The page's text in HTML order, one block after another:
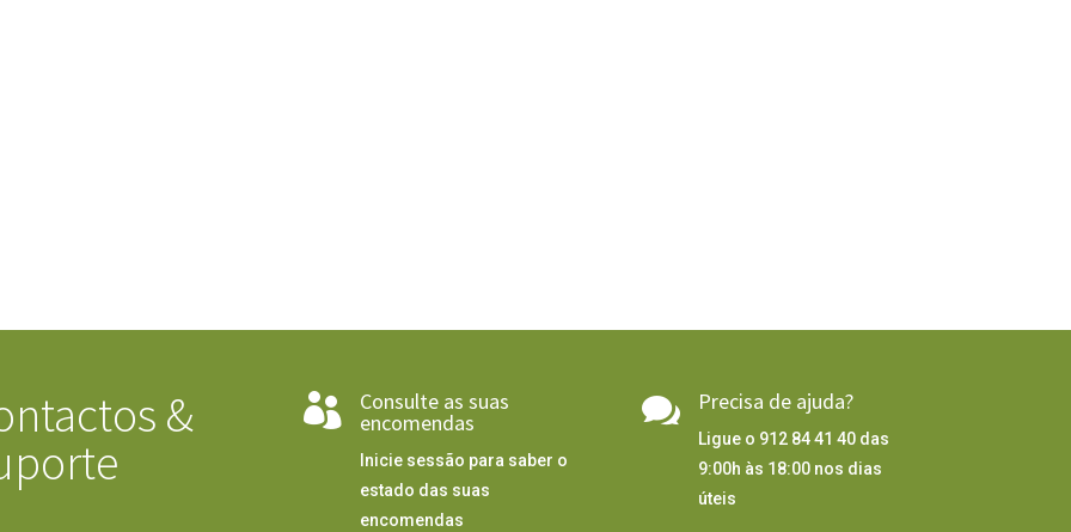
&
 Consulte as suas
encomendas
Inicie sessão para saber o
estado das suas
encomendas
 Precisa de ajuda?
Ligue o 912 84 41 40 das
9:00h às 18:00 nos dias
úteis